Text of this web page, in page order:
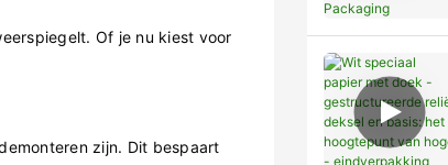
Of je nu kiest voor
zijn. Dit bespaart